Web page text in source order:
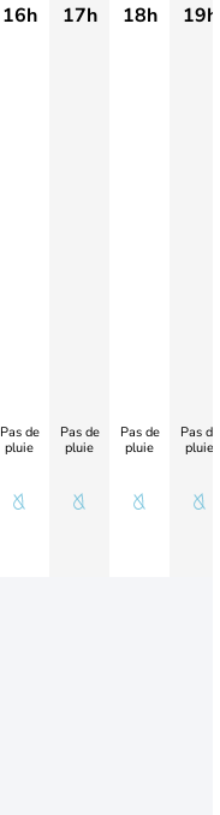
16h 17h 18h
19h
Pas de
pluie
Pas de
pluie
Pas de
pluie
Pas de
pluie